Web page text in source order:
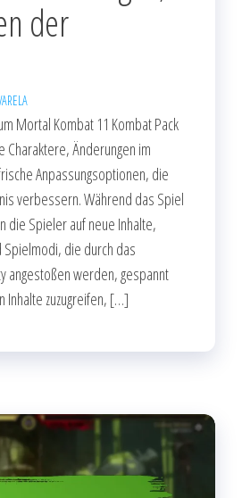
der
Mortal Kombat 11 Kombat Pack
Charaktere, Änderungen im
Anpassungsoptionen, die
verbessern. Während das Spiel
die Spieler auf neue Inhalte,
Spielmodi, die durch das
angestoßen werden, gespannt
Inhalte zuzugreifen, […]